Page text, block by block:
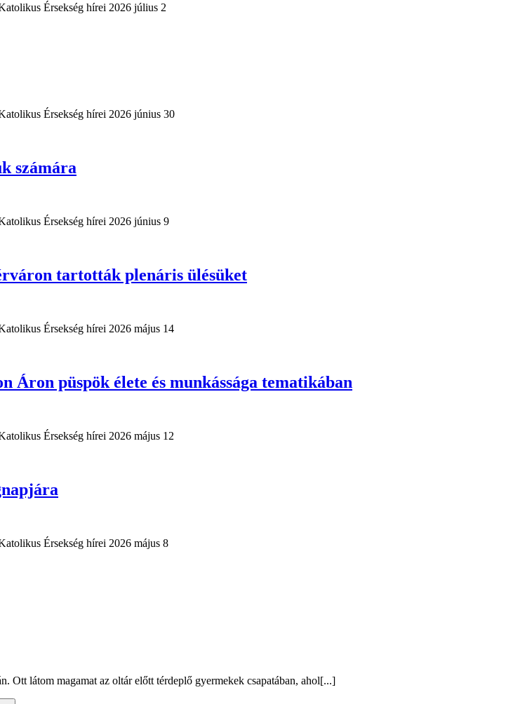
Érsekség hírei 2026 július 2
Érsekség hírei 2026 június 30
számára
Érsekség hírei 2026 június 9
tartották plenáris ülésüket
Érsekség hírei 2026 május 14
püspök élete és munkássága tematikában
Érsekség hírei 2026 május 12
Érsekség hírei 2026 május 8
Ott látom magamat az oltár előtt térdeplő gyermekek csapatában, ahol[...]